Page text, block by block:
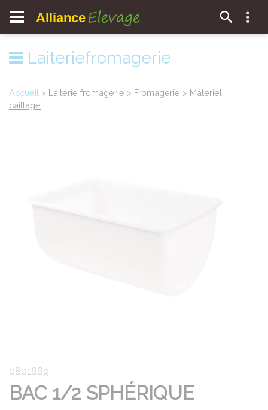
Alliance Elevage
Laiteriefromagerie
Accueil > Laiterie fromagerie > Fromagerie > Materiel
caillage
0801669
BAC 1/2 SPHÉRIQUE